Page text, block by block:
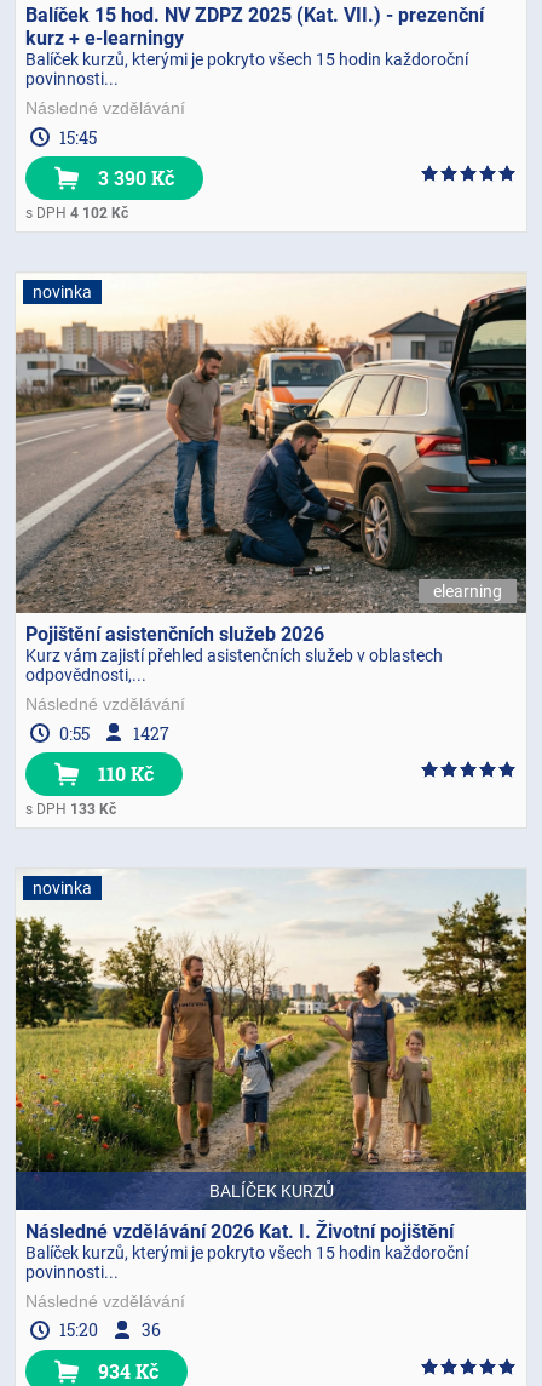
Balíček 15 hod. NV ZDPZ 2025 (Kat. VII.) - prezenční
kurz + e-learningy
Balíček kurzů, kterými je pokryto všech 15 hodin každoroční
povinnosti...
Následné vzdělávání
15:45
3 390 Kč
s DPH 4 102 Kč
novinka
elearning
Pojištění asistenčních služeb 2026
Kurz vám zajistí přehled asistenčních služeb v oblastech
odpovědnosti,...
Následné vzdělávání
0:55 1427
110 Kč
s DPH 133 Kč
novinka
BALÍČEK KURZŮ
Následné vzdělávání 2026 Kat. I. Životní pojištění
Balíček kurzů, kterými je pokryto všech 15 hodin každoroční
povinnosti...
Následné vzdělávání
15:20 36
934 Kč